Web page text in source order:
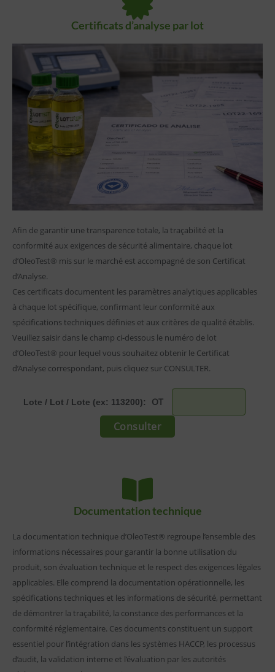
Certificats d’analyse par lot
Afin de garantir une transparence totale, la traçabilité et la
conformité aux exigences de sécurité alimentaire, chaque lot
d’OleoTest® mis sur le marché est accompagné de son Certificat
d’Analyse.
Ces certificats documentent les paramètres analytiques applicables
à chaque lot spécifique, confirmant leur conformité aux
spécifications techniques définies et aux critères de qualité établis.
Veuillez saisir dans le champ ci-dessous le numéro de lot
d’OleoTest® pour lequel vous souhaitez obtenir le Certificat
d’Analyse correspondant, puis cliquez sur CONSULTER.
Lote / Lot / Lote (ex: 113200): OT
Documentation technique
La documentation technique d’OleoTest® regroupe l’ensemble des
informations nécessaires pour garantir la bonne utilisation du
produit, son évaluation technique et le respect des exigences légales
applicables. Elle comprend la documentation opérationnelle, les
spécifications techniques et les informations de sécurité, permettant
de démontrer la traçabilité, la constance des performances et la
conformité réglementaire. Ces documents constituent un support
essentiel pour l’intégration dans les systèmes HACCP, les processus
d’audit, la validation interne et l’évaluation par les autorités